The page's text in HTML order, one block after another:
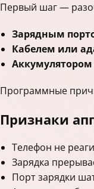
Первый шаг —
Зарядным
Кабелем или
Аккумулятором
Программные
Признаки
Телефон не
Зарядка
Порт зарядки